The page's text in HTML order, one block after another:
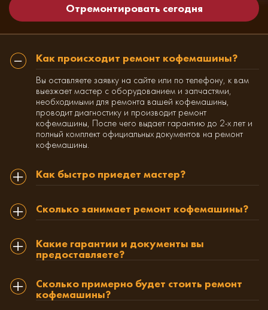
Как происходит ремонт кофемашины?
Вы оставляете заявку на сайте или по телефону, к вам
выезжает мастер с оборудованием и запчастями,
необходимыми для ремонта вашей кофемашины,
проводит диагностику и производит ремонт
кофемашины, После чего выдает гарантию до 2-х лет и
полный комплект официальных документов на ремонт
кофемашины.
Как быстро приедет мастер?
Сколько занимает ремонт кофемашины?
Какие гарантии и документы вы
предоставляете?
Сколько примерно будет стоить ремонт
кофемашины?